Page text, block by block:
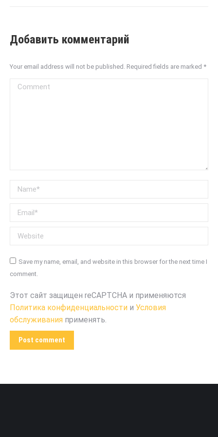
Добавить комментарий
Your email address will not be published. Required fields are marked *
Comment
Name *
Email *
Website
Save my name, email, and website in this browser for the next time I
comment.
Этот сайт защищен reCAPTCHA и применяются
Политика конфиденциальности и Условия
обслуживания применять.
Post comment